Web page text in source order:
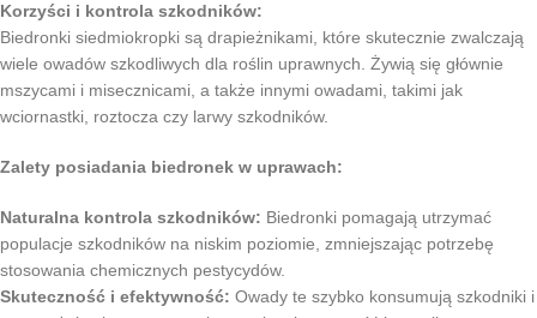
Korzyści i kontrola szkodników:
Biedronki siedmiokropki są drapieżnikami, które skutecznie zwalczają
wiele owadów szkodliwych dla roślin uprawnych. Żywią się głównie
mszycami i misecznicami, a także innymi owadami, takimi jak
wciornastki, roztocza czy larwy szkodników.
Zalety posiadania biedronek w uprawach:
Naturalna kontrola szkodników: Biedronki pomagają utrzymać
populacje szkodników na niskim poziomie, zmniejszając potrzebę
stosowania chemicznych pestycydów.
Skuteczność i efektywność: Owady te szybko konsumują szkodniki i